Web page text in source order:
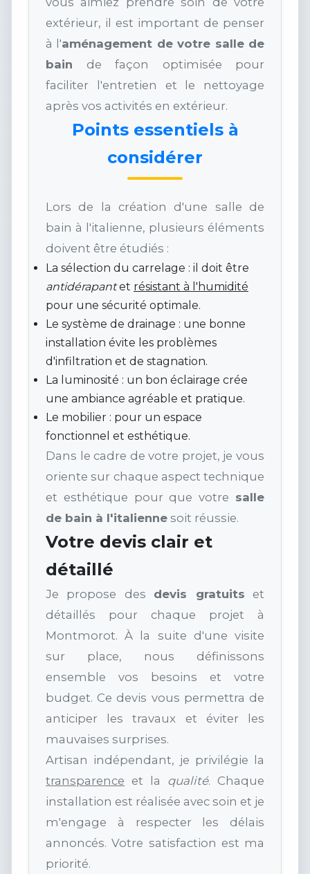
extérieur, il est important de penser
à l'aménagement de votre salle de
bain de façon optimisée pour
faciliter l'entretien et le nettoyage
après vos activités en extérieur.
Points essentiels à
considérer
Lors de la création d'une salle de
bain à l'italienne, plusieurs éléments
doivent être étudiés :
La sélection du carrelage : il doit être
antidérapantet résistant à l'humidité
pour une sécurité optimale.
Le système de drainage : une bonne
installation évite les problèmes
d'infiltration et de stagnation.
La luminosité : un bon éclairage crée
une ambiance agréable et pratique.
Le mobilier : pour un espace
fonctionnel et esthétique.
Dans le cadre de votre projet, je vous
oriente sur chaque aspect technique
et esthétique pour que votre salle
de bain à l'italienne soit réussie.
Votre devis clair et
détaillé
Je propose des devis gratuits et
détaillés pour chaque projet à
Montmorot. À la suite d'une visite
sur place, nous définissons
ensemble vos besoins et votre
budget. Ce devis vous permettra de
anticiper les travaux et éviter les
mauvaises surprises.
Artisan indépendant, je privilégie la
transparence et la qualité. Chaque
installation est réalisée avec soin et je
m'engage à respecter les délais
annoncés. Votre satisfaction est ma
priorité.